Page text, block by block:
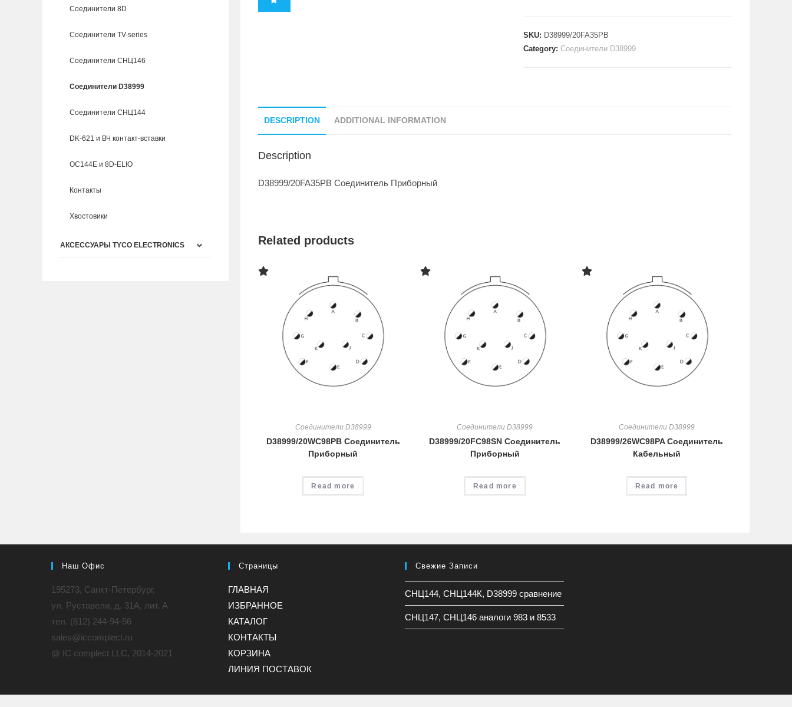
SKU: D38999/20FA35PB
Category:Соединители D38999
DESCRIPTION ADDITIONAL INFORMATION
Description
D38999/20FA35PB Соединитель Приборный
Related products
Соединители D38999
D38999/20WC98PB Соединитель
Приборный
Read more
Соединители D38999
D38999/20FC98SN Соединитель
Приборный
Read more
Соединители D38999
D38999/26WC98PA Соединитель
Кабельный
Read more
Соединители 8D
Соединители TV-series
Соединители СНЦ146
Соединители D38999
Соединители СНЦ144
DK-621 и ВЧ контакт-вставки
ОС144Е и 8D-ELIO
Контакты
Хвостовики
АКСЕССУАРЫ TYCO ELECTRONICS
Наш Офис
195273, Санкт-Петербург,
ул. Руставели, д. 31A, лит. А
тел. (812) 244-94-56
sales@iccomplect.ru
@ IC complect LLC, 2014-2021
Страницы
ГЛАВНАЯ
ИЗБРАННОЕ
КАТАЛОГ
КОНТАКТЫ
КОРЗИНА
ЛИНИЯ ПОСТАВОК
Свежие Записи
СНЦ144, СНЦ144К, D38999 сравнение
СНЦ147, СНЦ146 аналоги 983 и 8533